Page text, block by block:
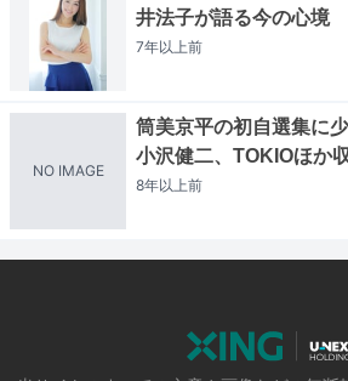
井法子が語る今の心境
7年以上前
NO IMAGE
筒美京平の初自選集に
小沢健二、TOKIOほか
8年以上前